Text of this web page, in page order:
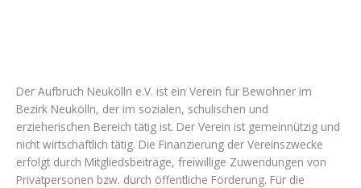
Der Aufbruch Neukölln e.V. ist ein Verein für Bewohner im
Bezirk Neukölln, der im sozialen, schulischen und
erzieherischen Bereich tätig ist. Der Verein ist gemeinnützig und
nicht wirtschaftlich tätig. Die Finanzierung der Vereinszwecke
erfolgt durch Mitgliedsbeiträge, freiwillige Zuwendungen von
Privatpersonen bzw. durch öffentliche Förderung. Für die